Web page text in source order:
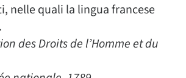
nelle quali la lingua francese
des Droits de l’Homme et du